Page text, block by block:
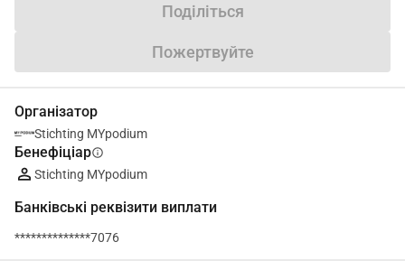
Поділіться
Пожертвуйте
Організатор
Stichting MYpodium
Бенефіціарinfo
Stichting MYpodium
Банківські реквізити виплати
**************7076